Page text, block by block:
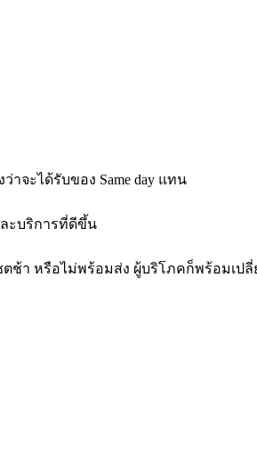
าจะได้รับของ Same day แทน
ะบริการที่ดีขึ้น
ตช้า หรือไม่พร้อมส่ง ผู้บริโภคก็พร้อมเป